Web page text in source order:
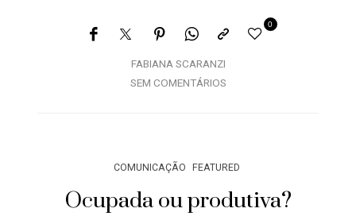
FABIANA SCARANZI
0
SEM COMENTÁRIOS
COMUNICAÇÃO FEATURED
Ocupada ou produtiva?